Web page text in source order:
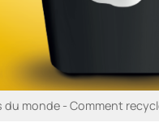
monde - Comment